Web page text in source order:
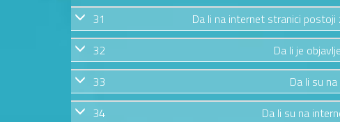
31
Da li na internet stranici
32
Da li je
33
Da li su
34
Da li su na